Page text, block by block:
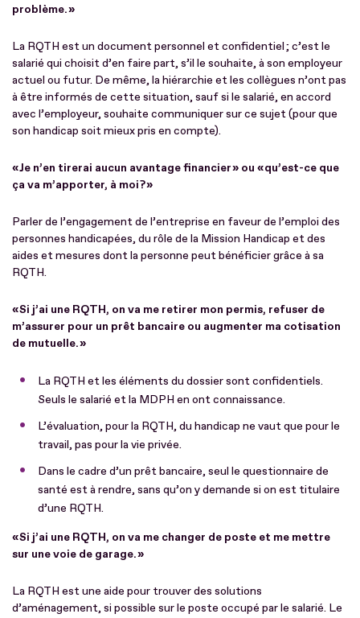
problème. »
La RQTH est un document personnel et confidentiel ; c’est le
salarié qui choisit d’en faire part, s’il le souhaite, à son employeur
actuel ou futur. De même, la hiérarchie et les collègues n’ont pas
à être informés de cette situation, sauf si le salarié, en accord
avec l’employeur, souhaite communiquer sur ce sujet (pour que
son handicap soit mieux pris en compte).
« Je n’en tirerai aucun avantage financier » ou « qu’est-ce que
ça va m’apporter, à moi ? »
Parler de l’engagement de l’entreprise en faveur de l’emploi des
personnes handicapées, du rôle de la Mission Handicap et des
aides et mesures dont la personne peut bénéficier grâce à sa
RQTH.
« Si j’ai une RQTH, on va me retirer mon permis, refuser de
m’assurer pour un prêt bancaire ou augmenter ma cotisation
de mutuelle. »
La RQTH et les éléments du dossier sont confidentiels.
Seuls le salarié et la MDPH en ont connaissance.
L’évaluation, pour la RQTH, du handicap ne vaut que pour le
travail, pas pour la vie privée.
Dans le cadre d’un prêt bancaire, seul le questionnaire de
santé est à rendre, sans qu’on y demande si on est titulaire
d’une RQTH.
« Si j’ai une RQTH, on va me changer de poste et me mettre
sur une voie de garage. »
La RQTH est une aide pour trouver des solutions
d’aménagement, si possible sur le poste occupé par le salarié. Le